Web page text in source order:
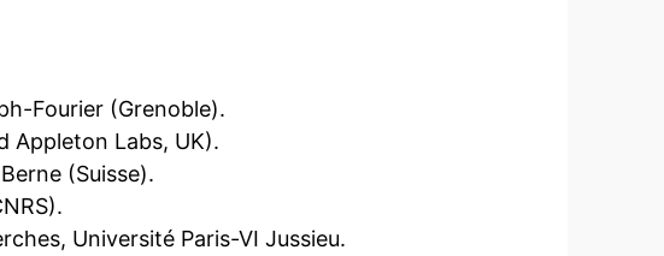
Fourier (Grenoble).
Appleton Labs, UK).
(Suisse).
Université Paris-VI Jussieu.